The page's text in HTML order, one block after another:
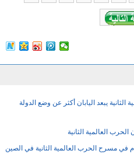
الثانية يبعد اليابان أكثر عن وضع الدولة
العالمية الثانية
في مسرح الحرب العالمية الثانية في الصين